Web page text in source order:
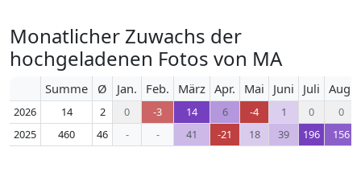
Monatlicher Zuwachs der
hochgeladenen Fotos von MA
Summe Ø Jan. Feb. März Apr. Mai Juni Juli Aug.
2026 14 2 0 -3 14 6 -4 1 0
0
2025
460 46 - - 41 -21 18 39 196 156